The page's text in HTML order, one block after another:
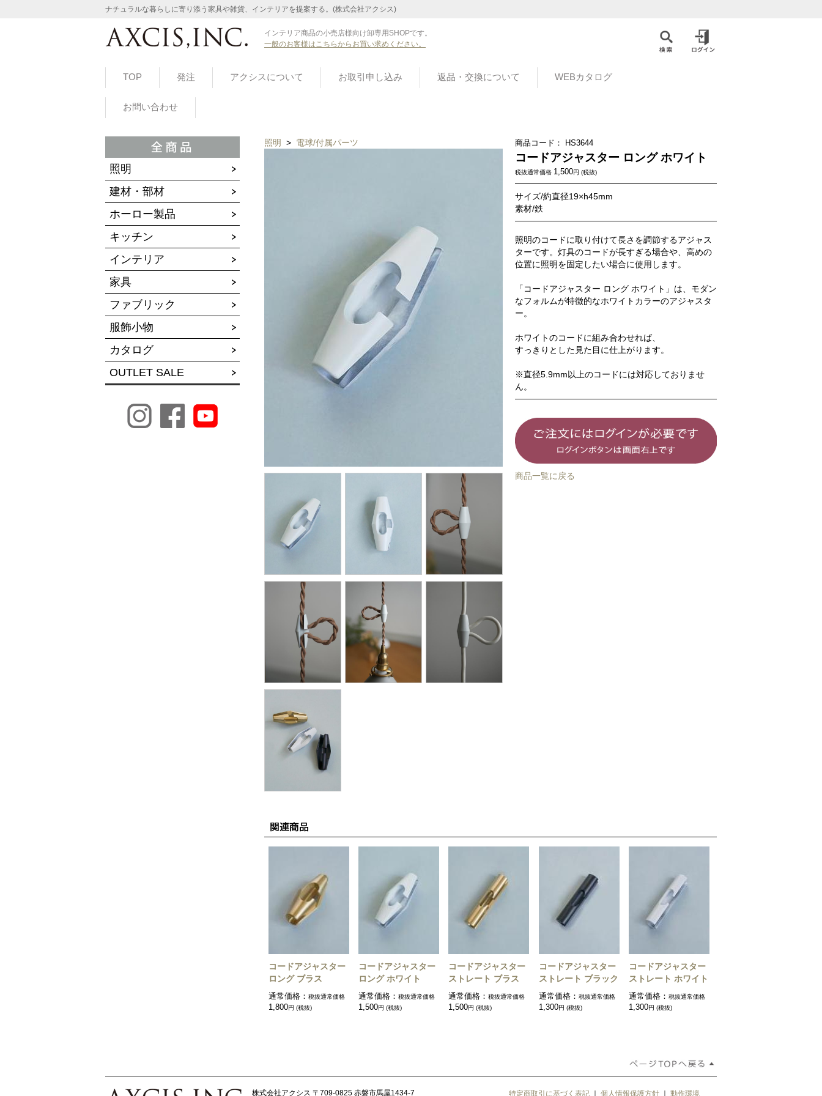
ナチュラルな暮らしに寄り添う家具や雑貨、インテリアを提案する。(株式会社アクシス)
インテリア商品の小売店様向け卸専用SHOPです。
一般のお客様はこちらからお買い求めください。
TOP 発注 アクシスについて お取引申し込み 返品・交換について WEBカタログ
お問い合わせ
照明
建材・部材
ホーロー製品
キッチン
インテリア
家具
ファブリック
服飾小物
カタログ
OUTLET SALE
照明 > 電球/付属パーツ 商品コード： HS3644
コードアジャスター ロング ホワイト
税抜通常価格 1,500円 (税抜)
サイズ/約直径19×h45mm
素材/鉄
照明のコードに取り付けて長さを調節するアジャス
ターです。灯具のコードが長すぎる場合や、高めの
位置に照明を固定したい場合に使用します。
「コードアジャスター ロング ホワイト」は、モダン
なフォルムが特徴的なホワイトカラーのアジャスタ
ー。
ホワイトのコードに組み合わせれば、
すっきりとした見た目に仕上がります。
※直径5.9mm以上のコードには対応しておりませ
ん。
商品一覧に戻る
コードアジャスター
ロング ブラス
通常価格： 税抜通常価格
1,800円 (税抜)
コードアジャスター
ロング ホワイト
通常価格：税抜通常価格
1,500円 (税抜)
コードアジャスター
ストレート ブラス
通常価格：税抜通常価格
1,500円 (税抜)
コードアジャスター
ストレート ブラック
通常価格： 税抜通常価格
1,300円 (税抜)
コードアジャスター
ストレート ホワイト
通常価格： 税抜通常価格
1,300円 (税抜)
株式会社アクシス 〒709-0825 赤磐市馬屋1434-7 特定商取引に基づく表記 ｜ 個人情報保護方針 ｜ 動作環境